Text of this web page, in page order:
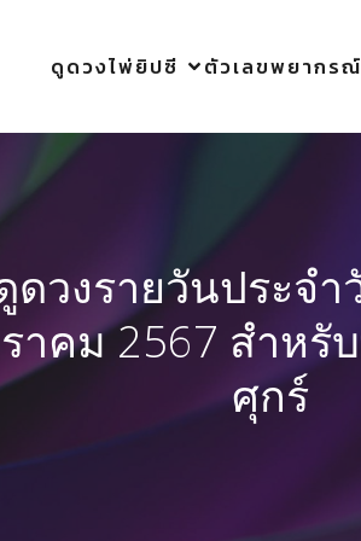
ดูดวงไพ่ยิปซี ตัวเลขพยากรณ์
ดวงรายวันประจ
าคม 2567 สำหรั
ศุกร์